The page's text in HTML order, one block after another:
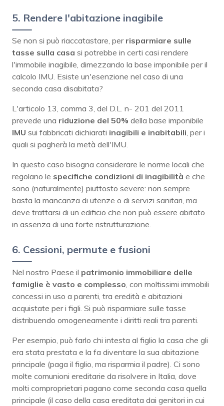
5. Rendere l'abitazione inagibile
Se non si può riaccatastare, perrisparmiare sulle
tasse sulla casa si potrebbe in certi casi rendere
l'immobile inagibile, dimezzando la base imponibile per il
calcolo IMU. Esiste un'esenzione nel caso di una
seconda casa disabitata?
L'articolo 13, comma 3, del D.L. n- 201 del 2011
prevede una riduzione del 50% della base imponibile
IMU sui fabbricati dichiarati inagibili e inabitabili , per i
quali si pagherà la metà dell'IMU.
In questo caso bisogna considerare le norme locali che
regolano le specifiche condizioni di inagibilità e che
sono (naturalmente) piuttosto severe: non sempre
basta la mancanza di utenze o di servizi sanitari, ma
deve trattarsi di un edificio che non può essere abitato
in assenza di una forte ristrutturazione.
6. Cessioni, permute e fusioni
Nel nostro Paese il patrimonio immobiliare delle
famiglie è vasto e complesso , con moltissimi immobili
concessi in uso a parenti, tra eredità e abitazioni
acquistate per i figli. Si può risparmiare sulle tasse
distribuendo omogeneamente i diritti reali tra parenti.
Per esempio, può farlo chi intesta al figlio la casa che gli
era stata prestata e la fa diventare la sua abitazione
principale (paga il figlio, ma risparmia il padre). Ci sono
molte comunioni ereditarie da risolvere in Italia, dove
molti comproprietari pagano come seconda casa quella
principale (il caso della casa ereditata dai genitori in cui